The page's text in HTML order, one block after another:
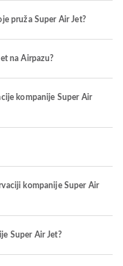
pruža Super Air Jet?
na Airpazu?
kompanije Super Air
kompanije Super Air
Super Air Jet?